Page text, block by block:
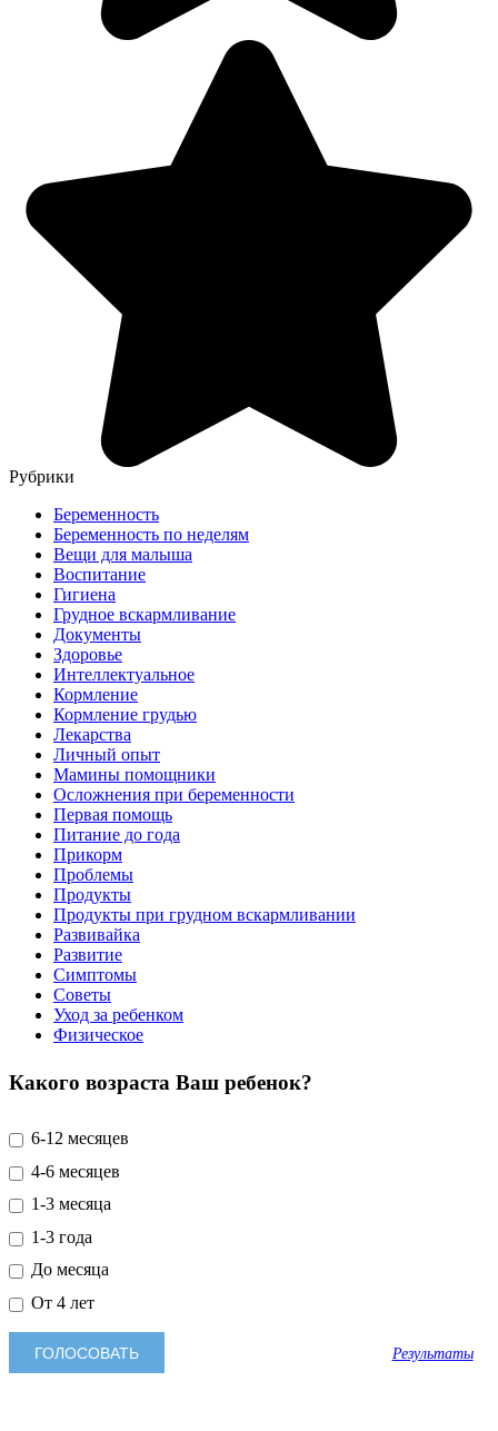
Рубрики
Беременность
Беременность по неделям
Вещи для малыша
Воспитание
Гигиена
Грудное вскармливание
Документы
Здоровье
Интеллектуальное
Кормление
Кормление грудью
Лекарства
Личный опыт
Мамины помощники
Осложнения при беременности
Первая помощь
Питание до года
Прикорм
Проблемы
Продукты
Продукты при грудном вскармливании
Развивайка
Развитие
Симптомы
Советы
Уход за ребенком
Физическое
Какого возраста Ваш ребенок?
6-12 месяцев
4-6 месяцев
1-3 месяца
1-3 года
До месяца
От 4 лет
Результаты